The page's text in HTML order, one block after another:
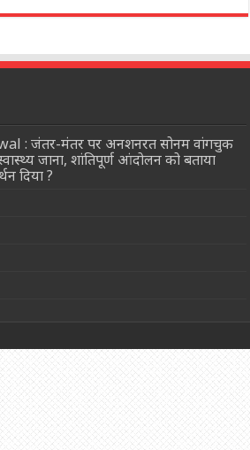
: जंतर-मंतर पर अनशनरत सोनम वांगचुक
जाना, शांतिपूर्ण आंदोलन को बताया
दिया ?